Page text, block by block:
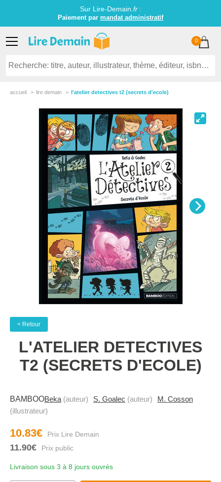
Sur Lire-Demain. fr:
Paiement par mandat administratif
0
accueil lire demain l'atelier detectives t2 (secrets d'ecole)
< Retour
L'ATELIER DETECTIVES
T2 (SECRETS D'ECOLE)
BAMBOOBeka (auteur) S. Goalec (auteur)
M. Cosson
(illustrateur)
10.83€
11.90€
Livraison sous 3 à 8 jours ouvrés